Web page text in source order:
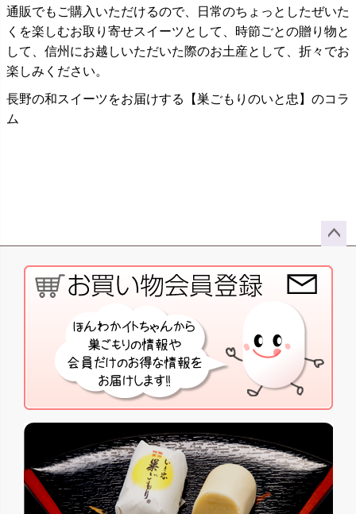
通販でもご購入いただけるので、日常のちょっとしたぜいた
くを楽しむお取り寄せスイーツとして、時節ごとの贈り物と
して、信州にお越しいただいた際のお土産として、折々でお
楽しみください。
長野の和スイーツをお届けする【巣ごもりのいと忠】のコラ
ム